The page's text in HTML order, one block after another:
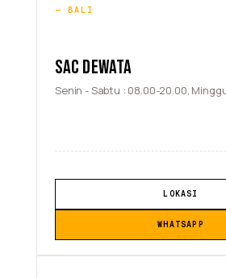
BALI
SAC DEWATA
Senin - Sabtu : 08.00-20.00,
LOKASI
WHATSAPP